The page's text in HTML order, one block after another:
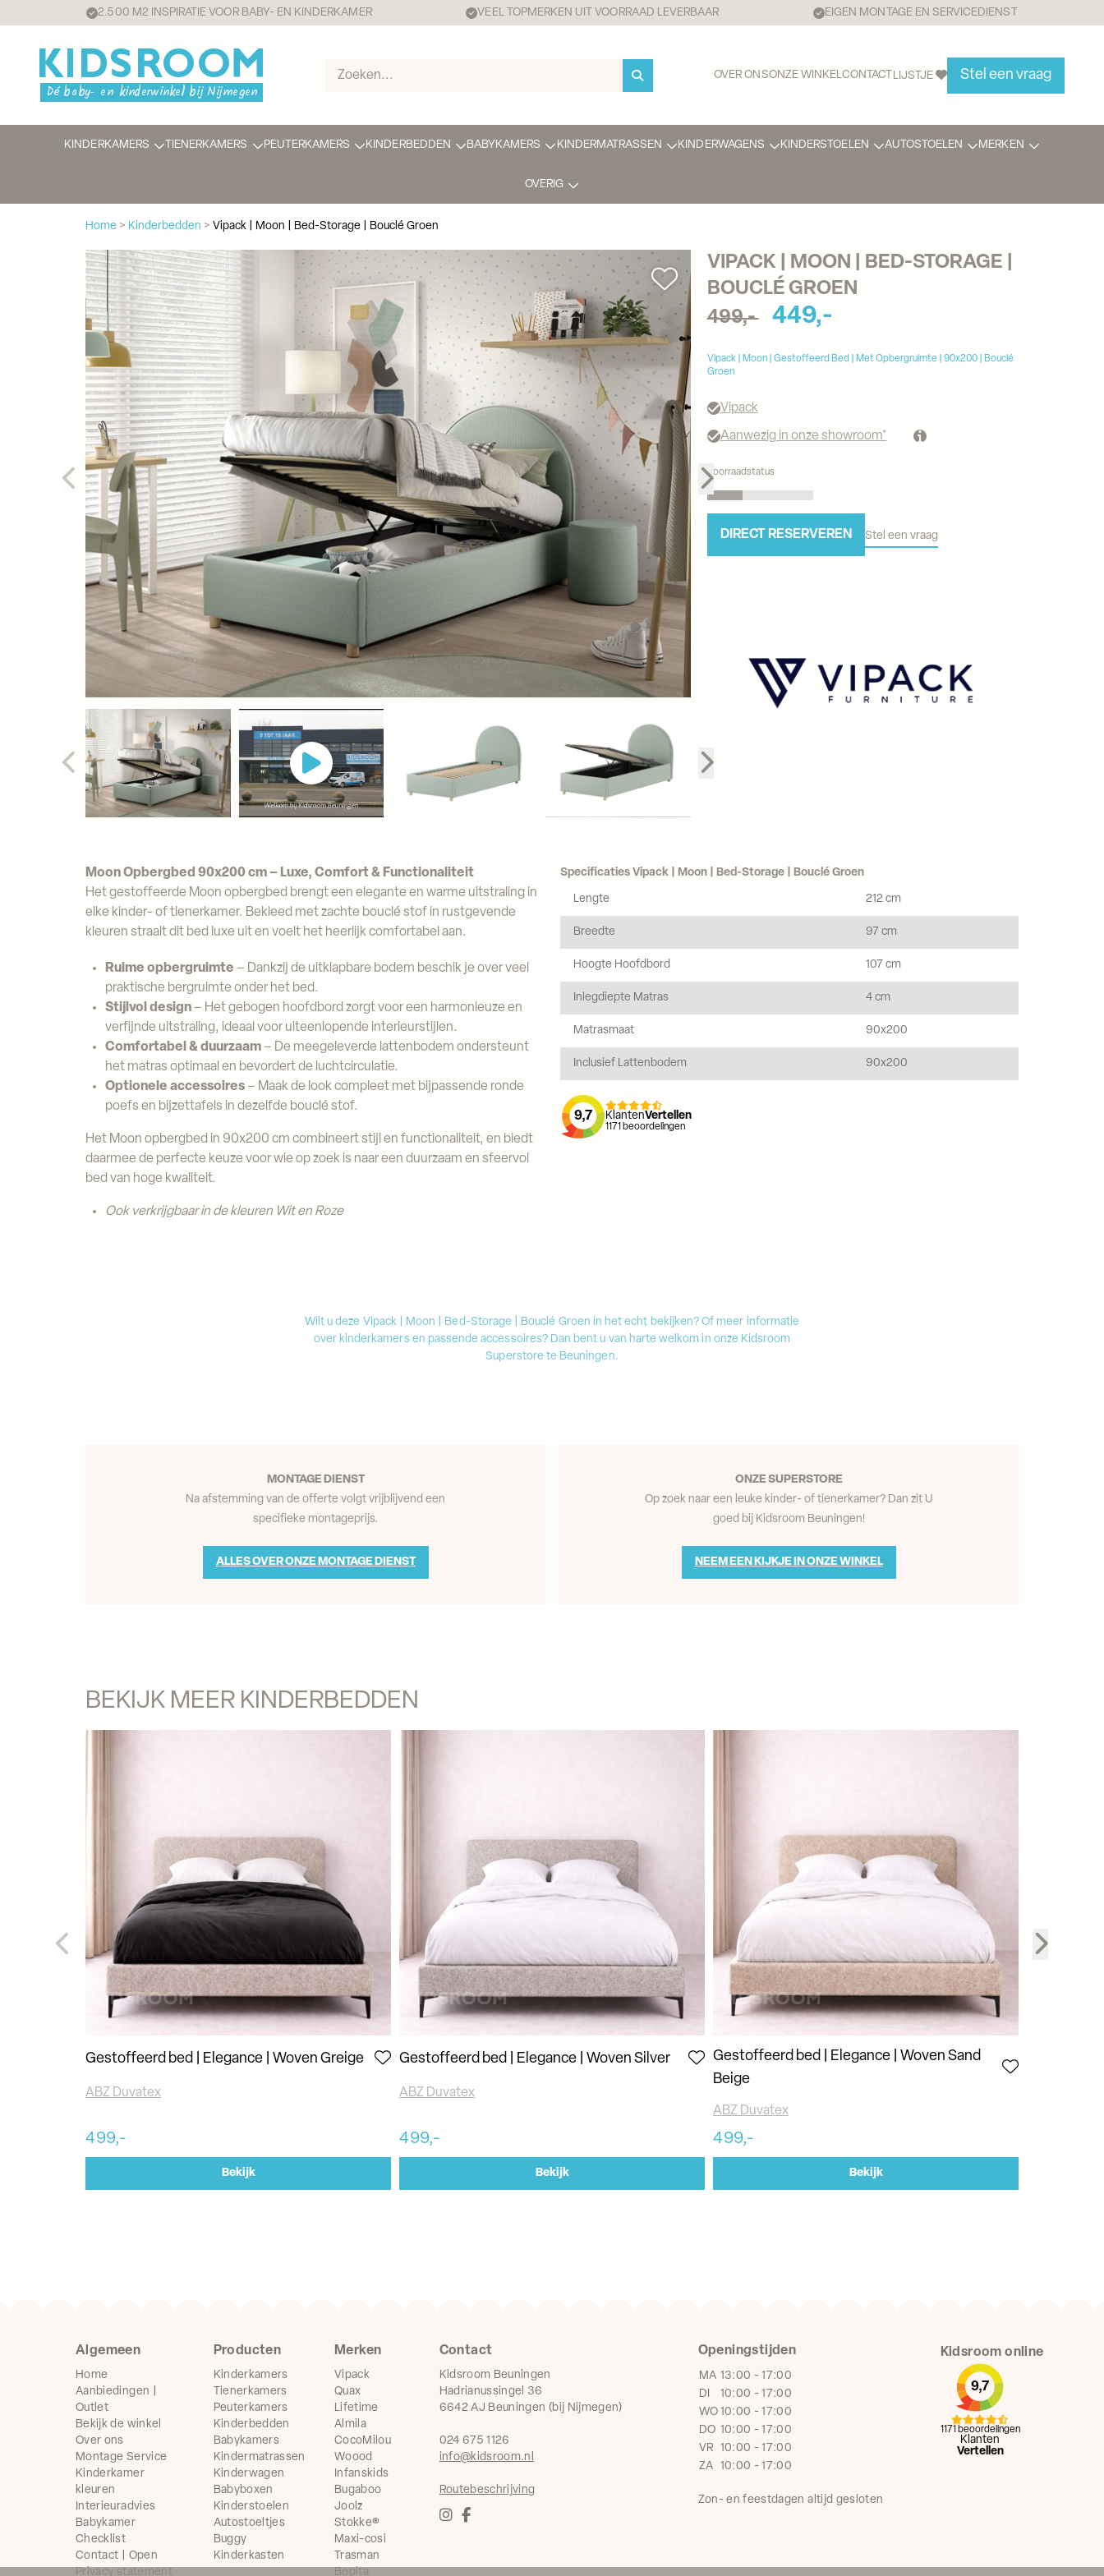
2.500 M2 INSPIRATIE VOOR BABY- EN KINDERKAMER VEEL TOPMERKEN UIT VOORRAAD LEVERBAAR EIGEN MONTAGE EN SERVICEDIENST
OVER ONSONZE WINKELCONTACT LIJSTJE Stel een vraag
KINDERKAMERS TIENERKAMERS PEUTERKAMERS KINDERBEDDEN BABYKAMERS KINDERMATRASSEN KINDERWAGENS KINDERSTOELEN AUTOSTOELEN MERKEN
OVERIG
Home > Kinderbedden > Vipack | Moon | Bed-Storage | Bouclé Groen
VIPACK | MOON | BED-STORAGE |
BOUCLÉ GROEN
499,-
449,-
Vipack | Moon | Gestoffeerd Bed | Met Opbergruimte | 90x200 | Bouclé
Groen
Vipack
Aanwezig in onze showroom*
Voorraadstatus
DIRECT RESERVEREN Stel een vraag
Moon Opbergbed 90x200 cm – Luxe, Comfort & Functionaliteit
Het gestoffeerde Moon opbergbed brengt een elegante en warme uitstraling in
elke kinder- of tienerkamer. Bekleed met zachte bouclé stof in rustgevende
kleuren straalt dit bed luxe uit en voelt het heerlijk comfortabel aan.
Ruime opbergruimte – Dankzij de uitklapbare bodem beschik je over veel
praktische bergruimte onder het bed.
Stijlvol design – Het gebogen hoofdbord zorgt voor een harmonieuze en
verfijnde uitstraling, ideaal voor uiteenlopende interieurstijlen.
Comfortabel & duurzaam – De meegeleverde lattenbodem ondersteunt
het matras optimaal en bevordert de luchtcirculatie.
Optionele accessoires – Maak de look compleet met bijpassende ronde
poefs en bijzettafels in dezelfde bouclé stof.
Het Moon opbergbed in 90x200 cm combineert stijl en functionaliteit, en biedt
daarmee de perfecte keuze voor wie op zoek is naar een duurzaam en sfeervol
bed van hoge kwaliteit.
Ook verkrijgbaar in de kleuren Wit en Roze
Specificaties Vipack | Moon | Bed-Storage | Bouclé Groen
Lengte 212 cm
Breedte 97 cm
Hoogte Hoofdbord 107 cm
Inlegdiepte Matras 4 cm
Matrasmaat 90x200
Inclusief Lattenbodem 90x200
9,7 KlantenVertellen
1171 beoordelingen
Wilt u deze Vipack | Moon | Bed-Storage | Bouclé Groen in het echt bekijken? Of meer informatie
over kinderkamers en passende accessoires? Dan bent u van harte welkom in onze Kidsroom
Superstore te Beuningen.
MONTAGE DIENST
Na afstemming van de offerte volgt vrijblijvend een
specifieke montageprijs.
ALLES OVER ONZE MONTAGE DIENST
ONZE SUPERSTORE
Op zoek naar een leuke kinder- of tienerkamer? Dan zit U
goed bij Kidsroom Beuningen!
NEEM EEN KIJKJE IN ONZE WINKEL
BEKIJK MEER KINDERBEDDEN
Gestoffeerd bed | Elegance | Woven Greige
ABZ Duvatex
499,-
Bekijk
Gestoffeerd bed | Elegance | Woven Silver
ABZ Duvatex
499,-
Bekijk
Gestoffeerd bed | Elegance | Woven Sand
Beige
ABZ Duvatex
499,-
Bekijk
Algemeen
Home
Aanbiedingen |
Outlet
Bekijk de winkel
Over ons
Montage Service
Kinderkamer
kleuren
Interieuradvies
Babykamer
Checklist
Contact | Open
Privacy statement
Producten
Kinderkamers
Tienerkamers
Peuterkamers
Kinderbedden
Babykamers
Kindermatrassen
Kinderwagen
Babyboxen
Kinderstoelen
Autostoeltjes
Buggy
Kinderkasten
Merken
Vipack
Quax
Lifetime
Almila
CocoMilou
Woood
Infanskids
Bugaboo
Joolz
Stokke®
Maxi-cosi
Trasman
Bopita
Contact
Kidsroom Beuningen
Hadrianussingel 36
6642 AJ Beuningen (bij Nijmegen)
024 675 1126
info@kidsroom.nl
Routebeschrijving
Openingstijden
MA 13:00 - 17:00
DI
10:00 - 17:00
WO 10:00 - 17:00
DO 10:00 - 17:00
VR 10:00 - 17:00
ZA 10:00 - 17:00
Zon- en feestdagen altijd gesloten
Kidsroom online
9,7
Klanten
Vertellen
1171 beoordelingen